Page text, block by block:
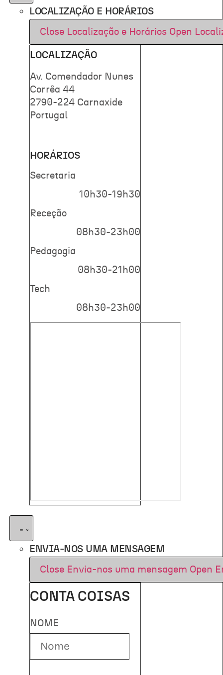
LOCALIZAÇÃO E HORÁRIOS
Close Localização e Horários Open
LOCALIZAÇÃO
Av. Comendador Nunes
Corrêa 44
2790-224 Carnaxide
Portugal
HORÁRIOS
Secretaria
10h30-19h30
Receção
08h30-23h00
Pedagogia
08h30-21h00
Tech
08h30-23h00
ENVIA-NOS UMA MENSAGEM
Close Envia-nos uma mensagem Open
CONTA COISAS
NOME